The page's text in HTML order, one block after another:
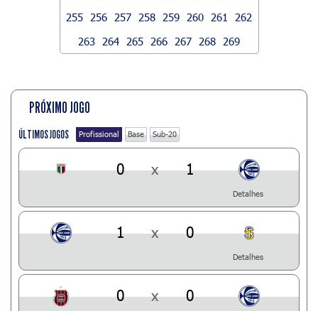
255
256 257 258 259 260 261
262
263
264 265 266 267 268 269
PRÓXIMO JOGO
ÚLTIMOS JOGOS Profissional Base Sub-20
0 x 1
Detalhes
1 x 0
Detalhes
0 x 0